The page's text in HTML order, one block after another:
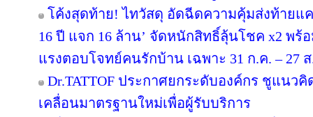
โค้งสุดท้าย! ไทวัสดุ อัดฉีดความคุ้มส่งท้ายแ
16 ปี แจก 16 ล้าน’ จัดหนักสิทธิ์ลุ้นโชค x2 พ
แรงตอบโจทย์คนรักบ้าน เฉพาะ 31 ก.ค. – 27
Dr.TATTOF ประกาศยกระดับองค์กร ชูแนว
เคลื่อนมาตรฐานใหม่เพื่อผู้รับบริการ